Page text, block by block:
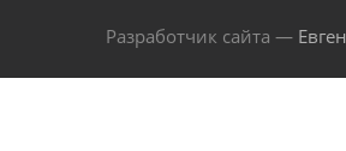
Разработчик сайта —